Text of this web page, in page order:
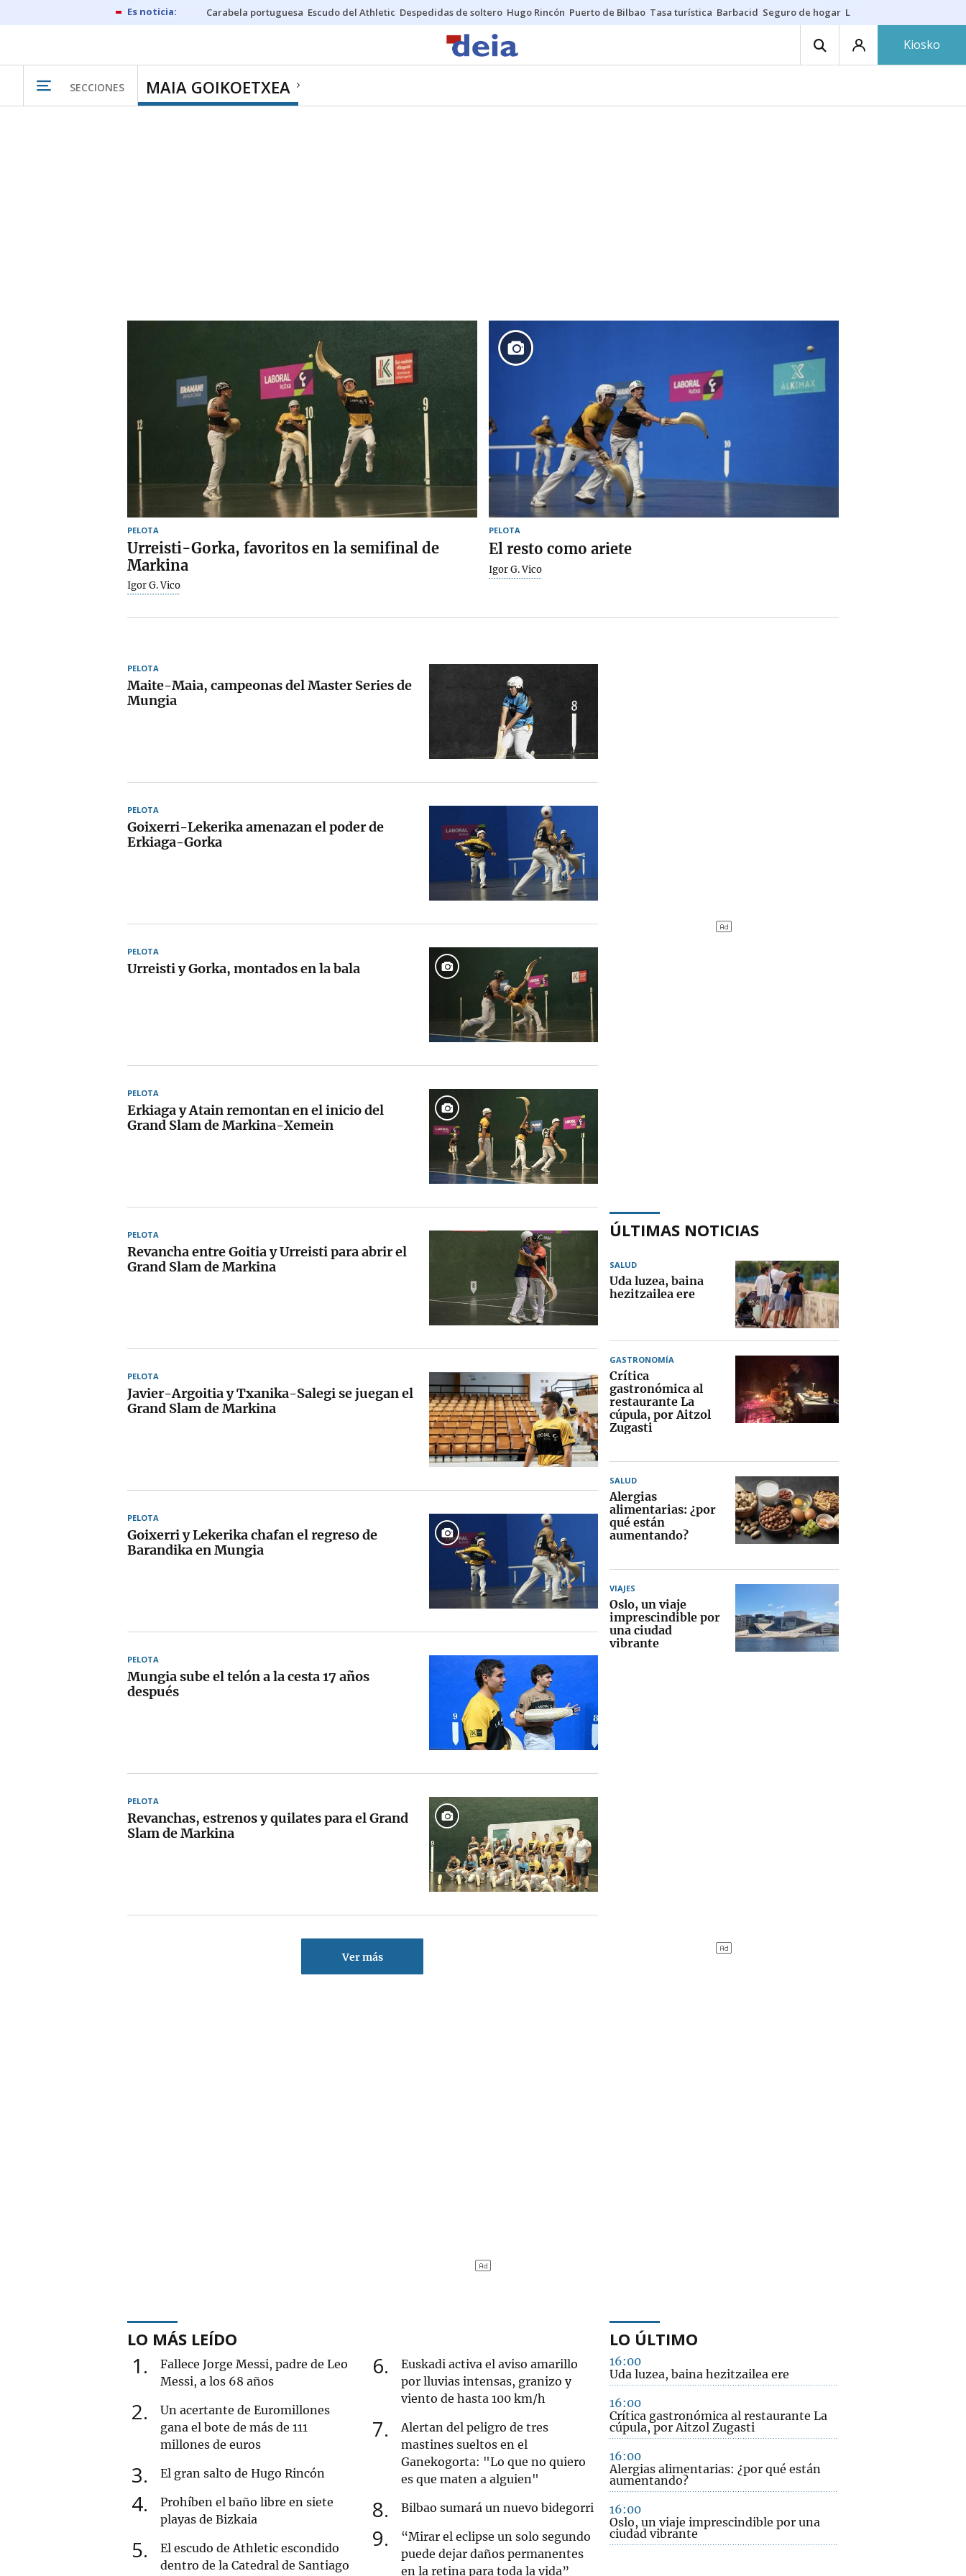
Carabela portuguesa Escudo del Athletic Despedidas de soltero Hugo Rincón Puerto de Bilbao Tasa turística Barbacid Seguro de hogar Lío Athletic-Osasuna
Kiosko
SECCIONES MAIA GOIKOETXEA
PELOTA
Urreisti-Gorka, favoritos en la semifinal de
Markina
Igor G. Vico
PELOTA
El resto como ariete
Igor G. Vico
PELOTA
Maite-Maia, campeonas del Master Series de
Mungia
PELOTA
Goixerri-Lekerika amenazan el poder de
Erkiaga-Gorka
PELOTA
Urreisti y Gorka, montados en la bala
PELOTA
Erkiaga y Atain remontan en el inicio del
Grand Slam de Markina-Xemein
PELOTA
Revancha entre Goitia y Urreisti para abrir el
Grand Slam de Markina
PELOTA
Javier-Argoitia y Txanika-Salegi se juegan el
Grand Slam de Markina
PELOTA
Goixerri y Lekerika chafan el regreso de
Barandika en Mungia
PELOTA
Mungia sube el telón a la cesta 17 años
después
PELOTA
Revanchas, estrenos y quilates para el Grand
Slam de Markina
Ver más
ÚLTIMAS NOTICIAS
SALUD
Uda luzea, baina
hezitzailea ere
GASTRONOMÍA
Crítica
gastronómica al
restaurante La
cúpula, por Aitzol
Zugasti
SALUD
Alergias
alimentarias: ¿por
qué están
aumentando?
VIAJES
Oslo, un viaje
imprescindible por
una ciudad
vibrante
LO MÁS LEÍDO
1
Fallece Jorge Messi, padre de Leo
Messi, a los 68 años
2
Un acertante de Euromillones
gana el bote de más de 111
millones de euros
3 El gran salto de Hugo Rincón
4
Prohíben el baño libre en siete
playas de Bizkaia
5
El escudo de Athletic escondido
dentro de la Catedral de Santiago
6
Euskadi activa el aviso amarillo
por lluvias intensas, granizo y
viento de hasta 100 km/h
7
Alertan del peligro de tres
mastines sueltos en el
Ganekogorta: "Lo que no quiero
es que maten a alguien"
8 Bilbao sumará un nuevo bidegorri
9
“Mirar el eclipse un solo segundo
puede dejar daños permanentes
en la retina para toda la vida”
LO ÚLTIMO
16:00
Uda luzea, baina hezitzailea ere
16:00
Crítica gastronómica al restaurante La
cúpula, por Aitzol Zugasti
16:00
Alergias alimentarias: ¿por qué están
aumentando?
16:00
Oslo, un viaje imprescindible por una
ciudad vibrante